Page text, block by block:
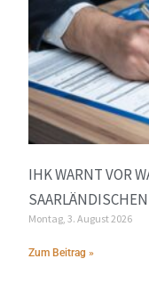
IHK WARNT VOR
Montag, 3. August 2026
Zum Beitrag »